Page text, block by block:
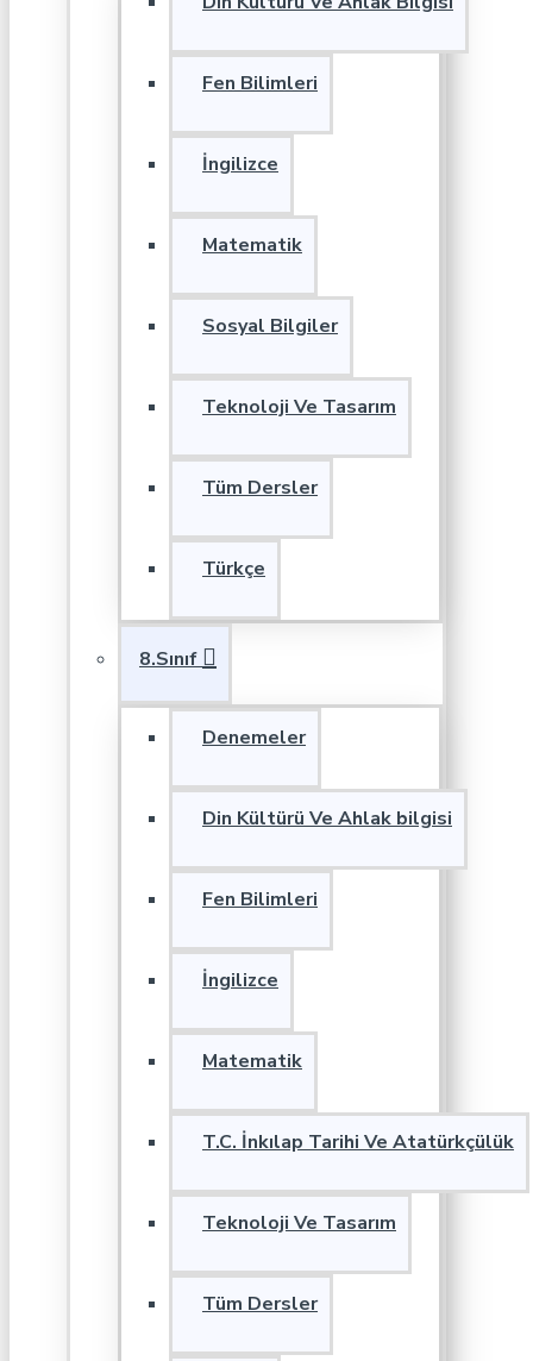
Fen Bilimleri
İngilizce
Matematik
Sosyal Bilgiler
Teknoloji Ve Tasarım
Tüm Dersler
Türkçe
8.Sınıf
Denemeler
Din Kültürü Ve Ahlak bilgisi
Fen Bilimleri
İngilizce
Matematik
T.C. İnkılap Tarihi Ve Atatürkçülük
Teknoloji Ve Tasarım
Tüm Dersler